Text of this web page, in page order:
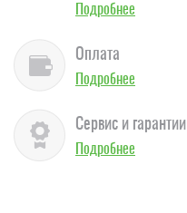
Подробнее
Оплата
Подробнее
Сервис и гарантии
Подробнее